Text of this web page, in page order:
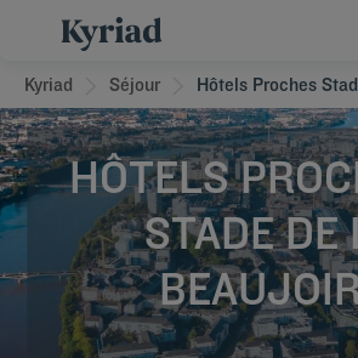
Kyriad Séjour Hôtels Proches
HÔTELS
STADE DE